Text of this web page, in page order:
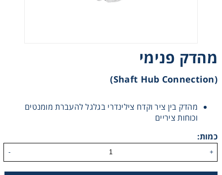
מהדק פנימי
(Shaft Hub Connection)
מהדק בין ציר וקדח צילינדרי בגלגל להעברת מומנטים
וכוחות ציריים
כמות:
+
-